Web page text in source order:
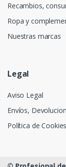
Recambios,
Ropa y
Nuestras marcas
Legal
Aviso Legal
Envíos,
Política de Cookies